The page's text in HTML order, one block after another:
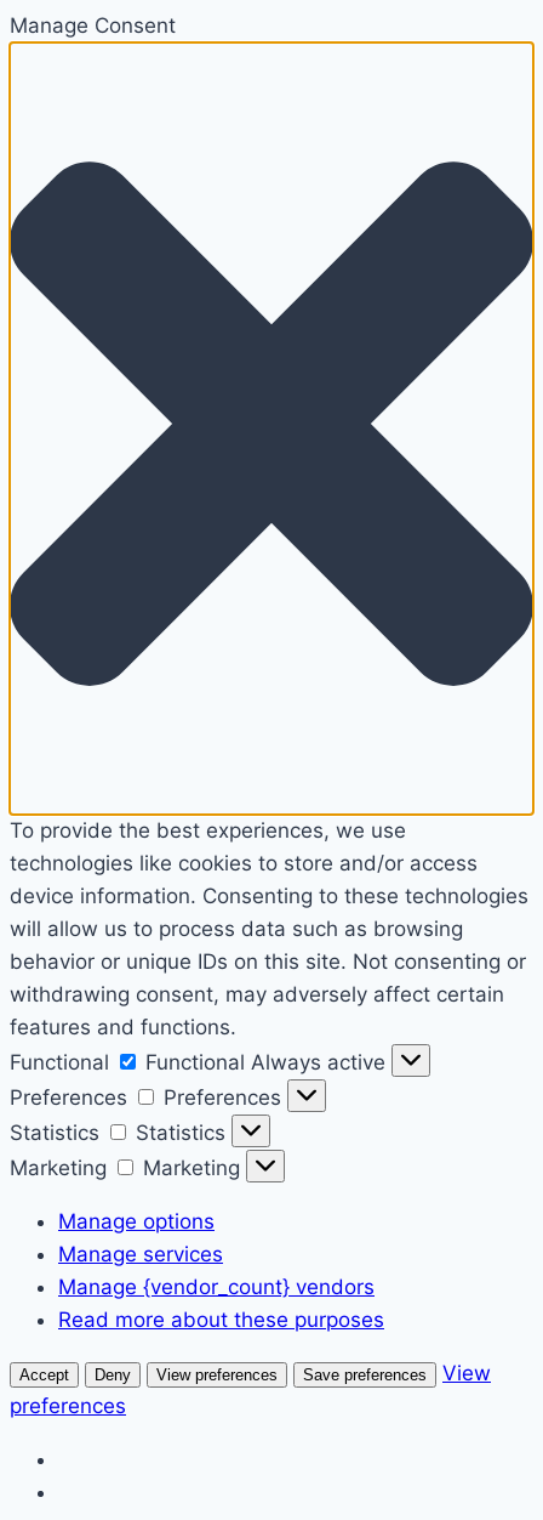
Manage Consent
To provide the best experiences, we use
technologies like cookies to store and/or access
device information. Consenting to these technologies
will allow us to process data such as browsing
behavior or unique IDs on this site. Not consenting or
withdrawing consent, may adversely affect certain
features and functions.
Functional
Functional Always active
Preferences
Preferences
Statistics
Statistics
Marketing
Marketing
Manage options
Manage services
Manage {vendor_count} vendors
Read more about these purposes
Accept Deny View preferences Save preferences
View
preferences